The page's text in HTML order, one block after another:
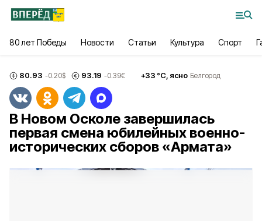
80 лет Победы Новости Статьи Культура Спорт
80.93 -0.20$ 93.19 -0.39€ +33 °С, ясно Белгород
В Новом Осколе завершилась
первая смена юбилейных военно-
исторических сборов «Армата»